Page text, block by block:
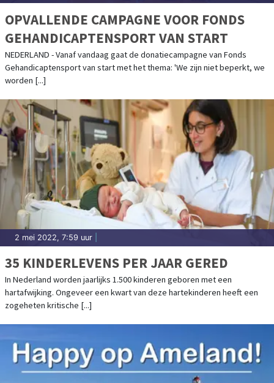
OPVALLENDE CAMPAGNE VOOR FONDS
GEHANDICAPTENSPORT VAN START
NEDERLAND - Vanaf vandaag gaat de donatiecampagne van Fonds
Gehandicaptensport van start met het thema: 'We zijn niet beperkt, we
worden [...]
2 mei 2022, 7:59 uur
35 KINDERLEVENS PER JAAR GERED
In Nederland worden jaarlijks 1.500 kinderen geboren met een
hartafwijking. Ongeveer een kwart van deze hartekinderen heeft een
zogeheten kritische [...]